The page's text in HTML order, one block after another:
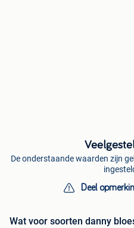
De onderstaande waarden zijn
Deel
Wat voor soorten danny